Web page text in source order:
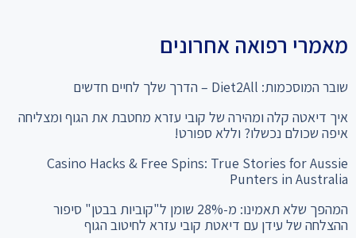
מאמרי רפואה אחרונים
שובר המוסכמות: Diet2All – הדרך שלך לחיים חדשים
איפה שכולם נכשלו? וללא ספורט!
Punters in Australia